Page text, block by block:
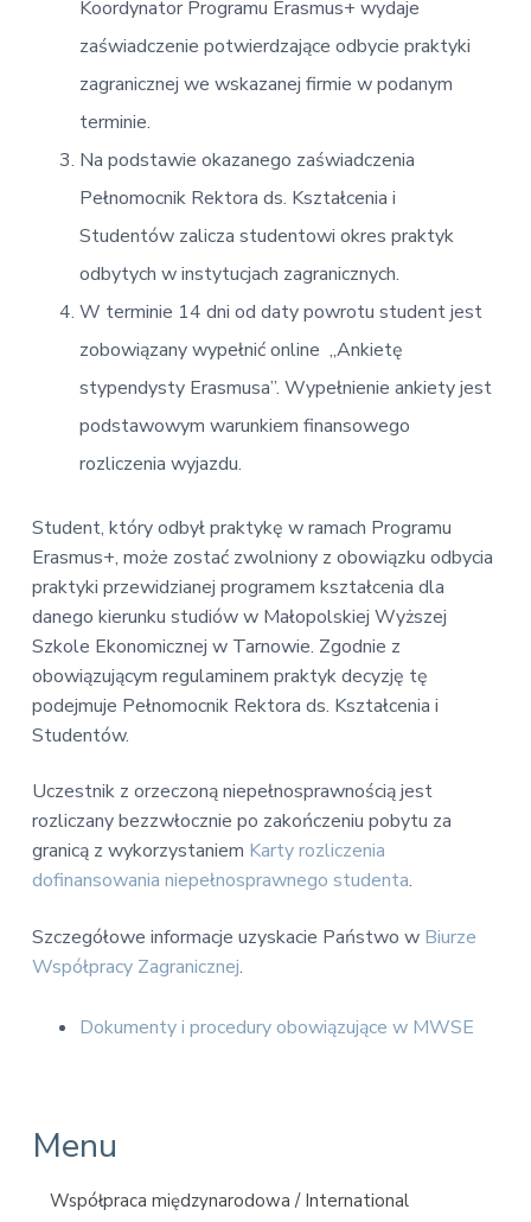
Koordynator Programu Erasmus+ wydaje
zaświadczenie potwierdzające odbycie praktyki
zagranicznej we wskazanej firmie w podanym
terminie.
Na podstawie okazanego zaświadczenia
Pełnomocnik Rektora ds. Kształcenia i
Studentów zalicza studentowi okres praktyk
odbytych w instytucjach zagranicznych.
W terminie 14 dni od daty powrotu student jest
zobowiązany wypełnić online „Ankietę
stypendysty Erasmusa”. Wypełnienie ankiety jest
podstawowym warunkiem finansowego
rozliczenia wyjazdu.
Student, który odbył praktykę w ramach Programu
Erasmus+, może zostać zwolniony z obowiązku odbycia
praktyki przewidzianej programem kształcenia dla
danego kierunku studiów w Małopolskiej Wyższej
Szkole Ekonomicznej w Tarnowie. Zgodnie z
obowiązującym regulaminem praktyk decyzję tę
podejmuje Pełnomocnik Rektora ds. Kształcenia i
Studentów.
Uczestnik z orzeczoną niepełnosprawnością jest
rozliczany bezzwłocznie po zakończeniu pobytu za
granicą z wykorzystaniem Karty rozliczenia
dofinansowania niepełnosprawnego studenta.
Szczegółowe informacje uzyskacie Państwo w Biurze
Współpracy Zagranicznej.
Dokumenty i procedury obowiązujące w MWSE
P
Menu
Współpraca międzynarodowa / International